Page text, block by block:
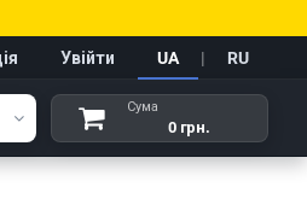
Увійти UA | RU
Сума
0 грн.